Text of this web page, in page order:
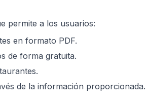
permite a los usuarios:
en formato PDF.
de forma gratuita.
de la información proporcionada.